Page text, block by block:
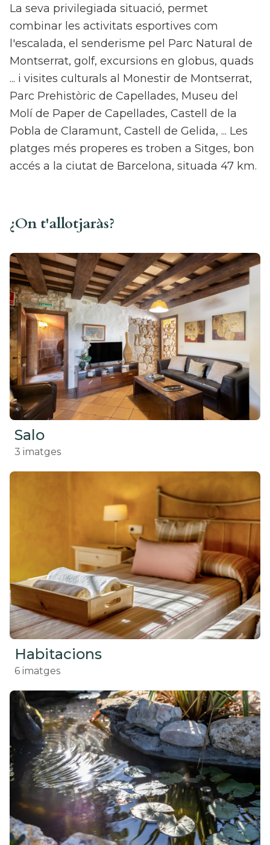
La seva privilegiada situació, permet
combinar les activitats esportives com
l'escalada, el senderisme pel Parc Natural de
Montserrat, golf, excursions en globus, quads
... i visites culturals al Monestir de Montserrat,
Parc Prehistòric de Capellades, Museu del
Molí de Paper de Capellades, Castell de la
Pobla de Claramunt, Castell de Gelida, ... Les
platges més properes es troben a Sitges, bon
accés a la ciutat de Barcelona, ​​situada 47 km.
¿On t'allotjaràs?
Salo
3 imatges
Habitacions
6 imatges